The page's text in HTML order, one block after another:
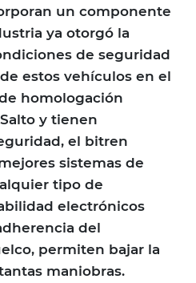
un componente
ya otorgó la
de seguridad
estos vehículos en el
homologación
y tienen
el bitren
sistemas de
tipo de
electrónicos
del
permiten bajar la
maniobras.